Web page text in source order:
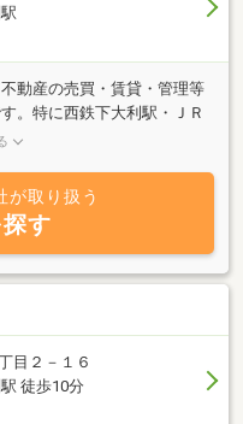
動産の売買・賃貸・管理等
。特に西鉄下大利駅・ＪＲ
わず、お気軽にご相談下さ
が取り扱う
す
目２－１６
徒歩10分